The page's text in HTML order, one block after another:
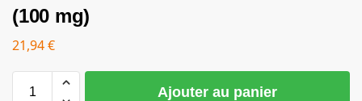
(100 mg)
21,94€
Ajouter au panier